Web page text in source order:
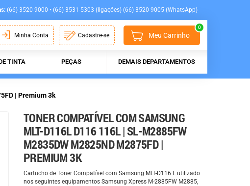
(66) 3520-9000 • (66) 3531-5303 (ligações) (66) 3520-9005 (WhatsApp)
Minha Conta Cadastre-se Meu Carrinho
0
TINTA PEÇAS DEMAIS DEPARTAMENTOS
| Premium 3k
TONER COMPATÍVEL COM SAMSUNG
MLT-D116L D116 116L | SL-M2885FW
M2835DW M2825ND M2875FD |
PREMIUM 3K
Cartucho de Toner Compatível com Samsung MLT-D116 L utilizado
nos seguintes equipamentos Samsung Xpress M-2885FW M2885,